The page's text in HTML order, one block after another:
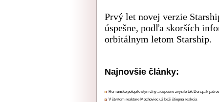
Prvý let novej verzie
úspešne, podľa skorších
orbitálnym letom Starship.
Najnovšie články:
Rumunsko potopilo štyri člny a úspešne zvýšilo tok Dunaja k
V štvrtom reaktore Mochoviec už beží štiepna reakcia